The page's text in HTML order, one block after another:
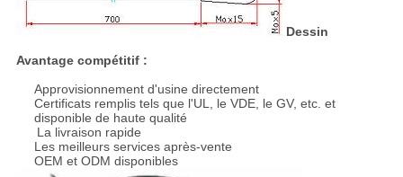
Dessin
Avantage compétitif :
Approvisionnement d'usine directement
Certificats remplis tels que l'UL, le VDE, le GV, etc. et
disponible de haute qualité
La livraison rapide
Les meilleurs services après-vente
OEM et ODM disponibles